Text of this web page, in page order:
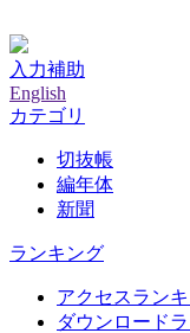
入力補助
English
カテゴリ
切抜帳
編年体
新聞
ランキング
アクセスラン
ダウンロード